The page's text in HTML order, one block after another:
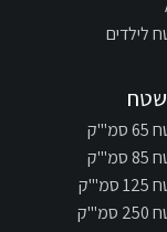
לילדים
שטח